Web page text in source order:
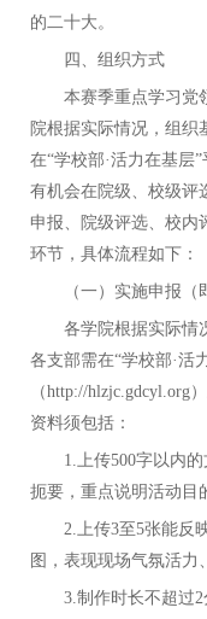
的二十大。
四、组织方式
本赛季重点学习党
院根据实际情况，组织
在“学校部·活力在基层
有机会在院级、校级评
申报、院级评选、校内
环节，具体流程如下：
（一）实施申报（
各学院根据实际情
各支部需在“学校部·活
（http://hlzjc.gdcyl.org
资料须包括：
1.上传500字以内
扼要，重点说明活动目
2.上传3至5张能反
图，表现现场气氛活力
3.制作时长不超过